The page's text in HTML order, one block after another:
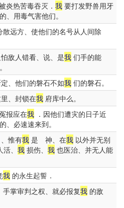
炎热苦毒吞灭． 我 要打发野兽用牙
、用毒气害他们。
散远方、使他们的名号从人间除
敌人错看、说、是我 们手的能
、他们的磐石不如我 们的磐石。
、封锁在我 府库中么。
报应在我 ．因他们遭灾的日子近
、必速速来到。
、惟有我 是 神、在我 以外并无别
、 我损伤、 我也医治、并无人能
我 的永生起誓．
手掌审判之权、就必报复我 的敌